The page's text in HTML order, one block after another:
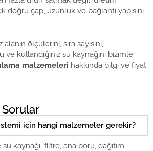
doğru çap, uzunluk ve bağlantı yapısını
ölçülerini, sıra sayısını,
kullandığınız su kaynağını bizimle
malzemeleri hakkında bilgi ve fiyat
Sorular
için hangi malzemeler gerekir?
kaynağı, filtre, ana boru, dağıtım